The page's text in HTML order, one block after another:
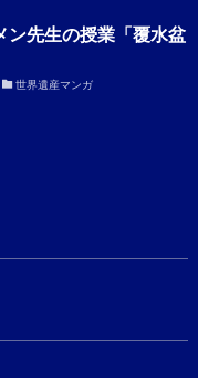
ン先生の授業「覆水盆
世界遺産マンガ